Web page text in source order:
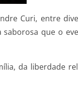
Curi, entre
que o
da liberdade